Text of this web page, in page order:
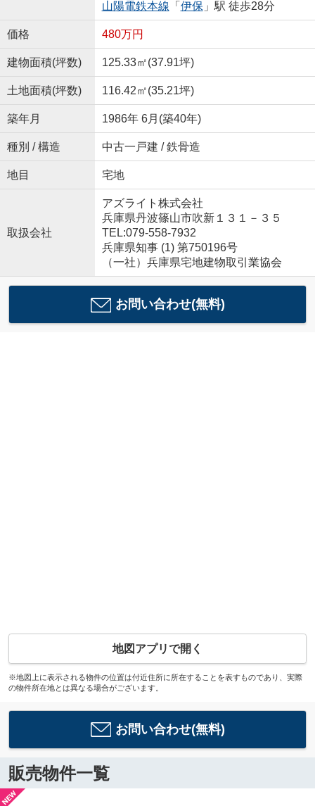
山陽電鉄本線 「 伊保」駅 徒歩28分
価格 480万円
建物面積(坪数) 125.33㎡(37.91坪)
土地面積(坪数) 116.42㎡(35.21坪)
築年月 1986年 6月(築40年)
種別 / 構造 中古一戸建 / 鉄骨造
地目 宅地
取扱会社
アズライト株式会社
兵庫県丹波篠山市吹新１３１－３５
TEL:079-558-7932
兵庫県知事 (1) 第750196号
（一社）兵庫県宅地建物取引業協会
お問い合わせ(無料)
地図アプリで開く
※地図上に表示される物件の位置は付近住所に所在することを表すものであり、実際
の物件所在地とは異なる場合がございます。
お問い合わせ(無料)
販売物件一覧